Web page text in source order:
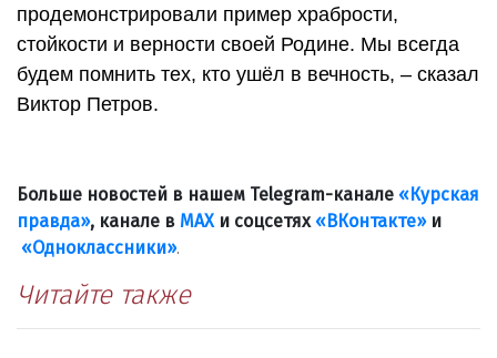
продемонстрировали пример храбрости,
стойкости и верности своей Родине. Мы всегда
будем помнить тех, кто ушёл в вечность, – сказал
Виктор Петров.
Больше новостей в нашем Telegram-канале «Курская
правда», канале в МАХи соцсетях «ВКонтакте»и
«Одноклассники».
Читайте также